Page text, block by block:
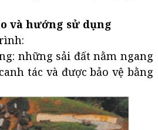
và hướng sử dụng
những sải đất nằm ngang
tác và được bảo vệ bằng